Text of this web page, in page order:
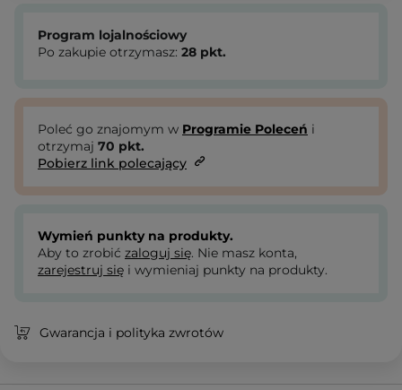
Program lojalnościowy
Po zakupie otrzymasz: 28 pkt.
Poleć go znajomym w Programie Poleceń i
otrzymaj 70 pkt.
Pobierz link polecający
Wymień punkty na produkty.
Aby to zrobić zaloguj się. Nie masz konta,
zarejestruj się i wymieniaj punkty na produkty.
Gwarancja i polityka zwrotów